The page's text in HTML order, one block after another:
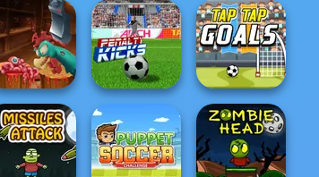
Headless
Zombie Chicken
Penalty Kicks Tap Tap Goals